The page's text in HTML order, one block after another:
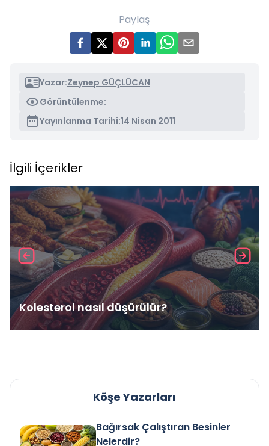
Paylaş
Yazar:Zeynep GÜÇLÜCAN
Görüntülenme:
Yayınlanma Tarihi:14 Nisan 2011
İlgili İçerikler
Kolesterol nasıl düşürülür?
Köşe Yazarları
Bağırsak Çalıştıran Besinler
Nelerdir?